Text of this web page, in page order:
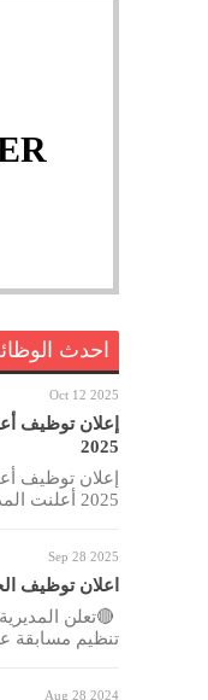
احدث
Oct 12 2025
إعلان توظيف
2025
إعلان توظيف
2025 أعلنت المديرية العامة للأمن
Sep 28 2025
اعلان توظيف
🔴تعلن
تنظيم مسابقة
Aug 28 2024